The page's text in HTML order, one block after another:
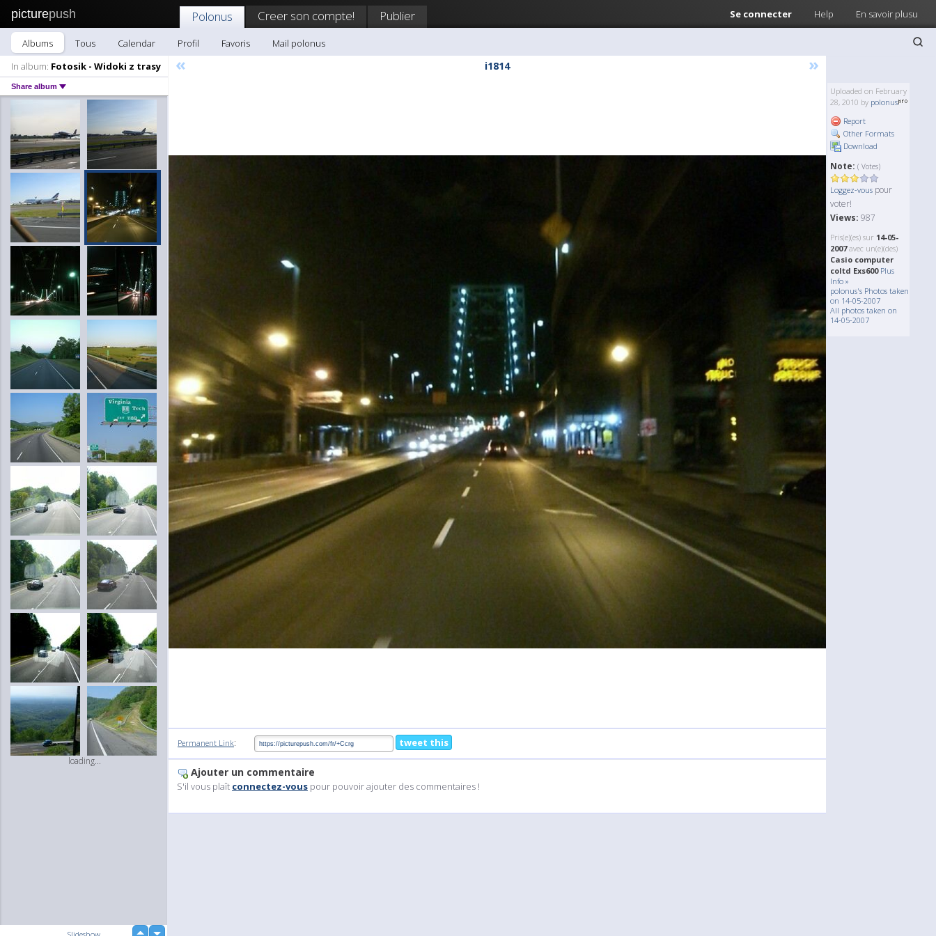
picturepush Se connecter Help En savoir plusu
Polonus Creer son compte! Publier
Albums Tous Calendar Profil Favoris
Mail polonus
In album: Fotosik - Widoki z trasy
Share album
loading...
« i1814 »
Uploaded on February
28, 2010 by polonus
Report
Other Formats
Download
Note: ( Votes)
Loggez-vous pour
voter!
Views: 987
Pris(e)(es) sur 14-05-
2007avec un(e)(des)
Casio computer
coltd Exs600 Plus
Info »
polonus's Photos taken
on 14-05-2007
All photos taken on
14-05-2007
Permanent Link: tweet this
Ajouter un commentaire
S'il vous plaît connectez-vous pour pouvoir ajouter des commentaires !